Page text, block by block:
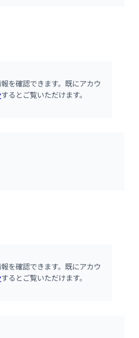
を確認できます。既にアカウ
するとご覧いただけます。
を確認できます。既にアカウ
するとご覧いただけます。